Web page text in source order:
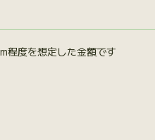
程度を想定した金額です